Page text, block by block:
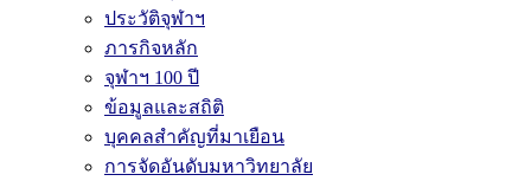
ประวัติจุฬาฯ
ภารกิจหลัก
จุฬาฯ 100 ปี
ข้อมูลและสถิติ
บุคคลสำคัญที่มาเยือน
การจัดอันดับมหาวิทยาลัย